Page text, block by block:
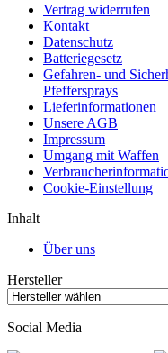
Vertrag widerrufen
Kontakt
Datenschutz
Batteriegesetz
Gefahren- und
Pfeffersprays
Lieferinformationen
Unsere AGB
Impressum
Umgang mit Waffen
Cookie-Einstellung
Inhalt
Über uns
Hersteller
Social Media